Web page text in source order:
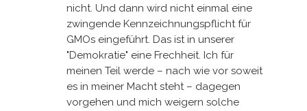
nicht. Und dann wird nicht einmal eine
zwingende Kennzeichnungspflicht für
GMOs eingeführt. Das ist in unserer
"Demokratie" eine Frechheit. Ich für
meinen Teil werde – nach wie vor soweit
es in meiner Macht steht – dagegen
vorgehen und mich weigern solche